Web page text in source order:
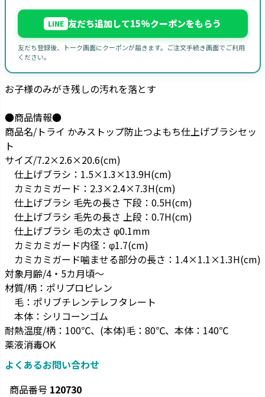
LINE 友だち追加して15%クーポンをもらう
友だち登録後、トーク画面にクーポンが届きます。ご注文手続き画面でご利用
ください。
お子様のみがき残しの汚れを落とす
●商品情報●
商品名/トライ かみストップ防止つよもち仕上げブラシセッ
ト
サイズ/7.2×2.6×20.6(cm)
仕上げブラシ：1.5×1.3×13.9H(cm)
カミカミガード：2.3×2.4×7.3H(cm)
仕上げブラシ 毛先の長さ 下段：0.5H(cm)
仕上げブラシ 毛先の長さ 上段：0.7H(cm)
仕上げブラシ 毛の太さ φ0.1mm
カミカミガード内径：φ1.7(cm)
カミカミガード噛ませる部分の長さ：1.4×1.1×1.3H(cm)
対象月齢/4・5カ月頃～
材質/柄：ポリプロピレン
毛：ポリブチレンテレフタレート
本体：シリコーンゴム
耐熱温度/柄：100℃、(本体)毛：80℃、本体：140℃
薬液消毒OK
よくあるお問い合わせ
商品番号 120730